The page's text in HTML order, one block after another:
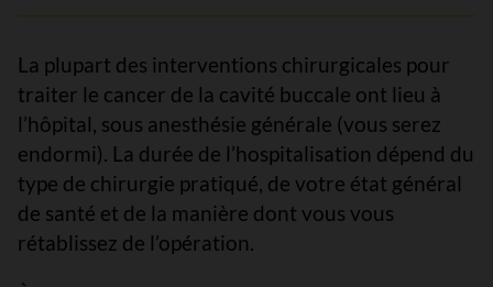
La plupart des interventions chirurgicales pour
traiter le cancer de la cavité buccale ont lieu à
l’hôpital, sous anesthésie générale (vous serez
endormi). La durée de l’hospitalisation dépend du
type de chirurgie pratiqué, de votre état général
de santé et de la manière dont vous vous
rétablissez de l’opération.